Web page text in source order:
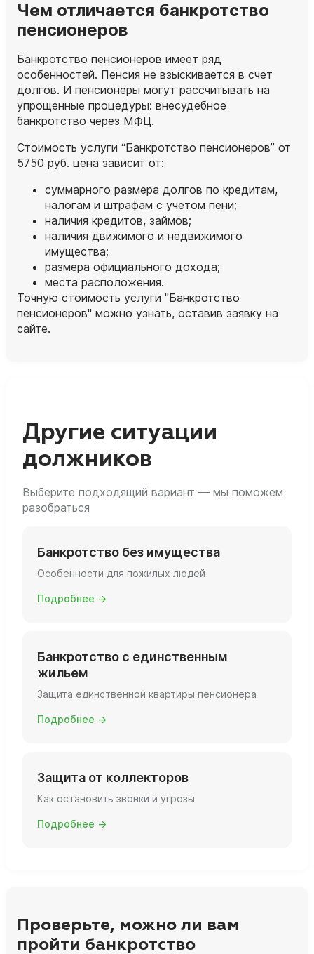
Чем отличается банкротство
пенсионеров
Банкротство пенсионеров имеет ряд
особенностей. Пенсия не взыскивается в счет
долгов. И пенсионеры могут рассчитывать на
упрощенные процедуры: внесудебное
банкротство через МФЦ.
Стоимость услуги “Банкротство пенсионеров” от
5750 руб. цена зависит от:
суммарного размера долгов по кредитам,
налогам и штрафам с учетом пени;
наличия кредитов, займов;
наличия движимого и недвижимого
имущества;
размера официального дохода;
места расположения.
Точную стоимость услуги "Банкротство
пенсионеров" можно узнать, оставив заявку на
сайте.
Другие ситуации
должников
Выберите подходящий вариант — мы поможем
разобраться
Банкротство без имущества
Особенности для пожилых людей
Подробнее →
Банкротство с единственным
жильем
Защита единственной квартиры пенсионера
Подробнее →
Защита от коллекторов
Как остановить звонки и угрозы
Подробнее →
Проверьте, можно ли вам
пройти банкротство